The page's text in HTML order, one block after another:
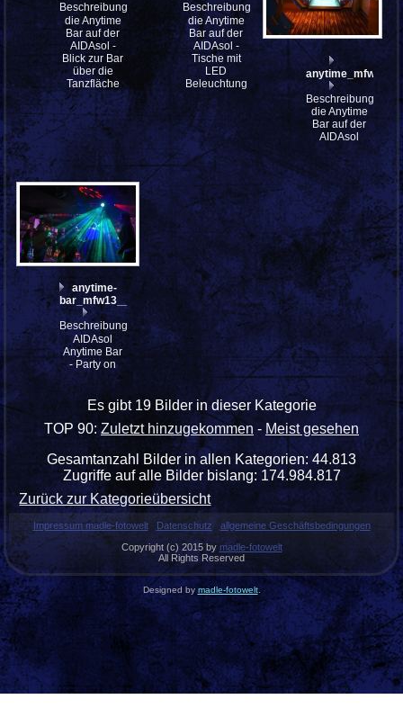
Beschreibung:
die Anytime
Bar auf der
AIDAsol -
Blick zur Bar
über die
Tanzfläche
Beschreibung:
die Anytime
Bar auf der
AIDAsol -
Tische mit
LED
Beleuchtung
Beschreibung:
die Anytime
Bar auf der
AIDAsol
anytime-
bar_mfw13__037139
Beschreibung:
AIDAsol
Anytime Bar
- Party on
Es gibt 19 Bilder in dieser Kategorie
TOP 90:Zuletzt hinzugekommen - Meist gesehen
Gesamtanzahl Bilder in allen Kategorien: 44.813
Zugriffe auf alle Bilder bislang: 174.984.817
Zurück zur Kategorieübersicht
Impressum madle-fotowelt Datenschutz
allgemeine Geschäftsbedingungen
Copyright (c) 2015 by madle-fotowelt
All Rights Reserved
Designed bymadle-fotowelt.